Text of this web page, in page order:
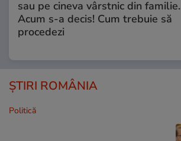
sau pe cineva vârstnic din familie.
Acum s-a decis! Cum trebuie să
procedezi
ȘTIRI ROMÂNIA
Politică